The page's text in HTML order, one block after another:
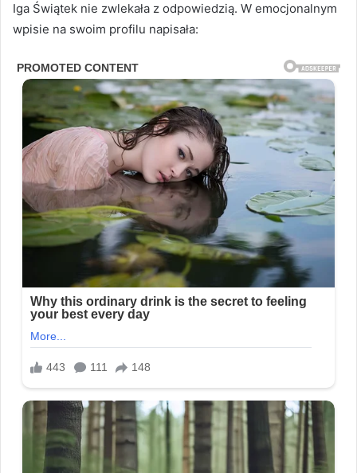
Iga Świątek nie zwlekała z odpowiedzią. W emocjonalnym
wpisie na swoim profilu napisała: